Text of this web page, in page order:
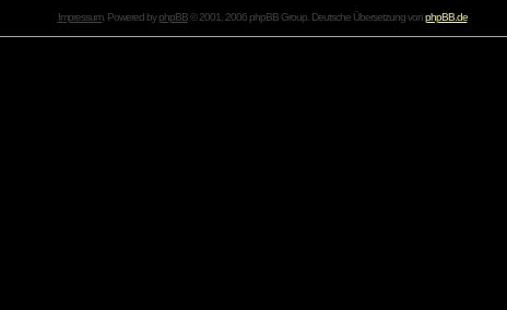
Impressum. Powered byphpBB© 2001, 2006 phpBB Group. Deutsche Übersetzung vonphpBB.de